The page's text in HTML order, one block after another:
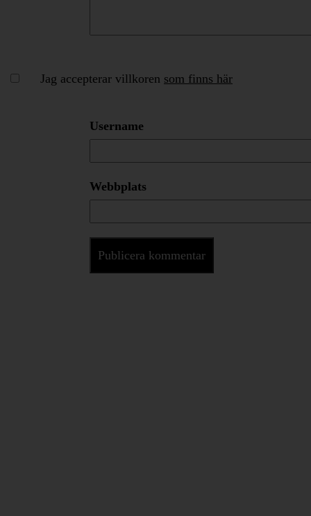
Jag accepterar villkoren som finns här
Username
Webbplats